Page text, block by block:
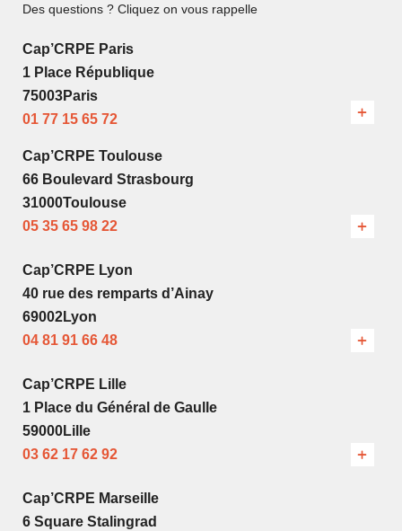
Des questions ? Cliquez on vous rappelle
Cap’CRPE Paris
1 Place République
75003Paris
01 77 15 65 72
Cap’CRPE Toulouse
66 Boulevard Strasbourg
31000Toulouse
05 35 65 98 22
Cap’CRPE Lyon
40 rue des remparts d’Ainay
69002Lyon
04 81 91 66 48
Cap’CRPE Lille
1 Place du Général de Gaulle
59000Lille
03 62 17 62 92
Cap’CRPE Marseille
6 Square Stalingrad